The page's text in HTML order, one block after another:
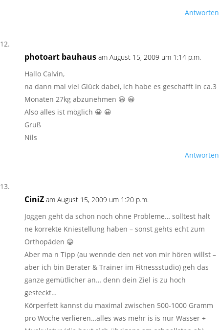
Antworten
photoart bauhaus am August 15, 2009 um 1:14 p.m.
Hallo Calvin,
na dann mal viel Glück dabei, ich habe es geschafft in ca.3
Monaten 27kg abzunehmen 😀 😀
Also alles ist möglich 😀 😀
Gruß
Nils
Antworten
CiniZ am August 15, 2009 um 1:20 p.m.
Joggen geht da schon noch ohne Probleme… solltest halt
ne korrekte Kniestellung haben – sonst gehts echt zum
Orthopäden 😀
Aber ma n Tipp (au wennde den net von mir hören willst –
aber ich bin Berater & Trainer im Fitnessstudio) geh das
ganze gemütlicher an… denn dein Ziel is zu hoch
gesteckt…
Körperfett kannst du maximal zwischen 500-1000 Gramm
pro Woche verlieren…alles was mehr is is nur Wasser +